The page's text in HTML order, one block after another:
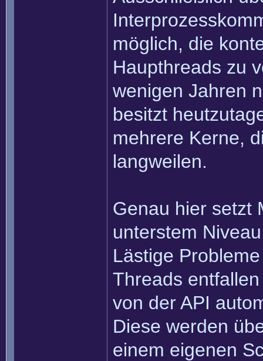
möglich, die
Haupthreads zu
wenigen Jahren
besitzt
mehrere Kerne,
langweilen.
Genau hier setzt
unterstem
Lästige
Threads
von der API
Diese werden
einem eigenen